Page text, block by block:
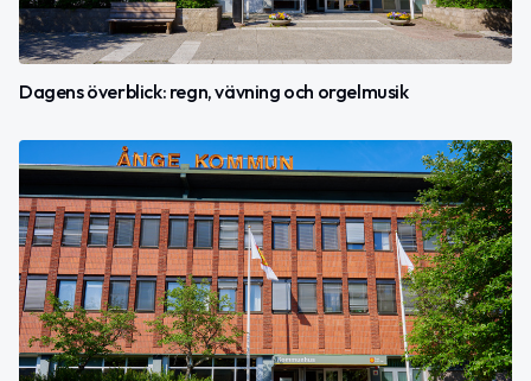
Dagens överblick: regn, vävning och orgelmusik